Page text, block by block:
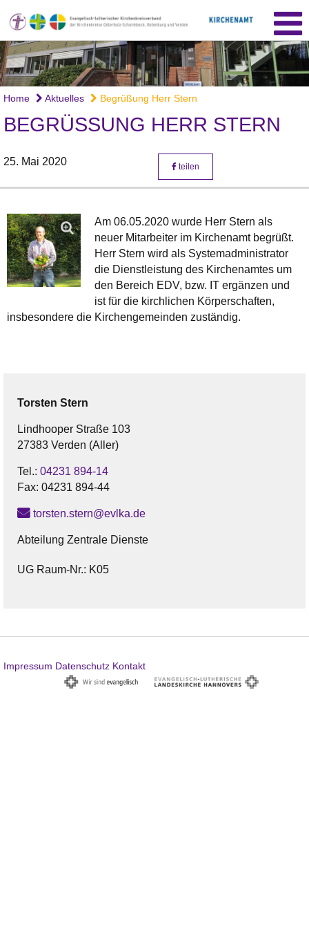
Home Aktuelles Begrüßung Herr Stern
BEGRÜSSUNG HERR STERN
25. Mai 2020 teilen
Am 06.05.2020 wurde Herr Stern als
neuer Mitarbeiter im Kirchenamt begrüßt.
Herr Stern wird als Systemadministrator
die Dienstleistung des Kirchenamtes um
den Bereich EDV, bzw. IT ergänzen und
ist für die kirchlichen Körperschaften,
insbesondere die Kirchengemeinden zuständig.
Torsten Stern
Lindhooper Straße 103
27383 Verden (Aller)
Tel.: 04231 894-14
Fax: 04231 894-44
torsten.stern@evlka.de
Abteilung Zentrale Dienste
UG Raum-Nr.: K05
Impressum Datenschutz Kontakt